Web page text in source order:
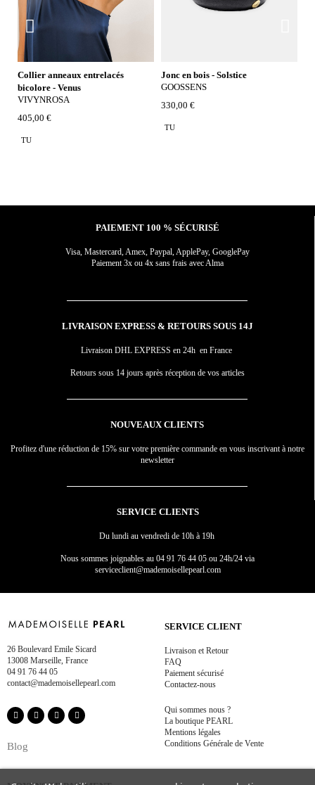
Collier anneaux entrelacés
bicolore - Venus
VIVYNROSA
405,00 €
TU
Jonc en bois - Solstice
GOOSSENS
330,00 €
TU
PAIEMENT 100 % SÉCURISÉ
Visa, Mastercard, Amex, Paypal, ApplePay, GooglePay
Paiement 3x ou 4x sans frais avec Alma
LIVRAISON EXPRESS & RETOURS SOUS 14J
Livraison DHL EXPRESS en 24h en France
Retours sous 14 jours après réception de vos articles
NOUVEAUX CLIENTS
Profitez d'une réduction de 15% sur votre première commande en vous inscrivant à notre
newsletter
SERVICE CLIENTS
Du lundi au vendredi de 10h à 19h
Nous sommes joignables au 04 91 76 44 05 ou 24h/24 via
serviceclient@mademoisellepearl.com
26 Boulevard Emile Sicard
13008 Marseille, France
04 91 76 44 05
contact@mademoisellepearl.com
Blog
SERVICE CLIENT
Livraison et Retour
FAQ
Paiement sécurisé
Contactez-nous
Qui sommes nous ?
La boutique PEARL
Mentions légales
Conditions Générale de Vente